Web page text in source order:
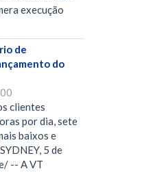
execução
de
do
clientes
por dia, sete
baixos e
5 de
-- A VT